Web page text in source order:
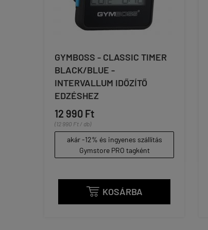
GYMBOSS - CLASSIC TIMER
BLACK/BLUE -
INTERVALLUM IDŐZÍTŐ
EDZÉSHEZ
12 990 Ft
(12 990 Ft / db)
akár -12% és ingyenes szállítás
Gymstore PRO tagként
 KOSÁRBA